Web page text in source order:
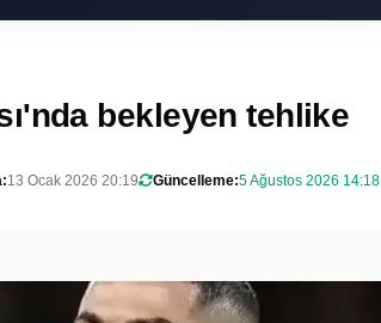
bekleyen tehlike
13 Ocak 2026 20:19 Güncelleme:5 Ağustos 2026 14:18